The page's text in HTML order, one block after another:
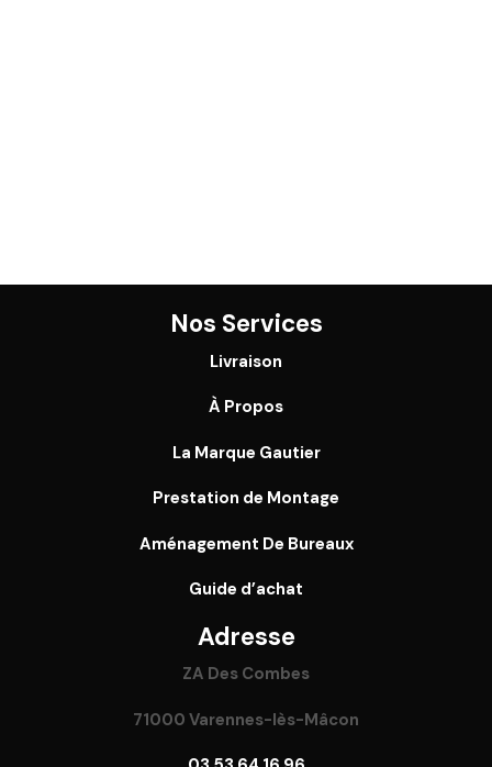
Nos Services
Livraison
À Propos
La Marque Gautier
Prestation de Montage
Aménagement De Bureaux
Guide d’achat
Adresse
ZA Des Combes
71000 Varennes-lès-Mâcon